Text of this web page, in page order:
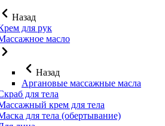
Назад
для рук
масло
Назад
Аргановые массажные масла
для тела
крем для тела
для тела (обертывание)